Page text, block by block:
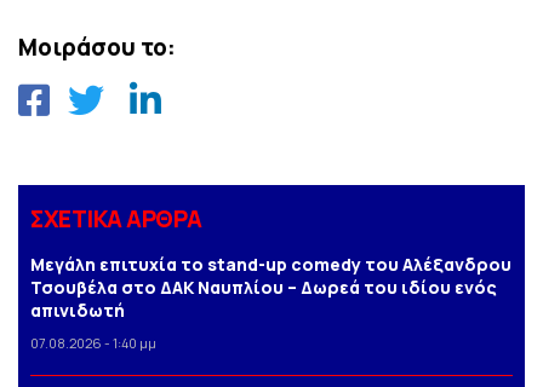
Μοιράσου το:
ΣΧΕΤΙΚΑ ΑΡΘΡΑ
Μεγάλη επιτυχία το stand-up comedy του Αλέξανδρου
Τσουβέλα στο ΔΑΚ Ναυπλίου – Δωρεά του ιδίου ενός
απινιδωτή
07.08.2026 - 1:40 μμ